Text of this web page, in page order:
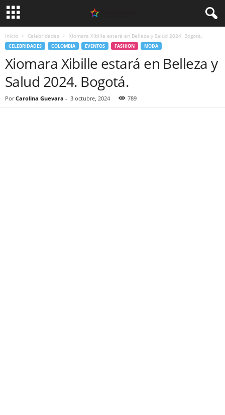
Inicio Celebridades Xiomara Xibille estará en Belleza y Salud 2024. Bogotá.
CELEBRIDADES COLOMBIA EVENTOS FASHION MODA
Xiomara Xibille estará en Belleza y
Salud 2024. Bogotá.
Por Carolina Guevara - 3 octubre, 2024 789